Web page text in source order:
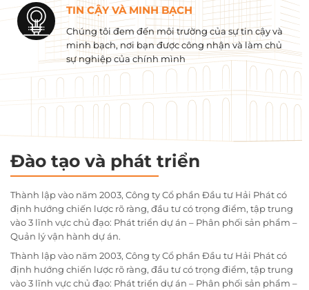
TIN CẬY VÀ MINH BẠCH
Chúng tôi đem đến môi trường của sự tin cậy và
minh bạch, nơi bạn được công nhận và làm chủ
sự nghiệp của chính mình
Đào tạo và phát triển
Thành lập vào năm 2003, Công ty Cổ phần Đầu tư Hải Phát có
định hướng chiến lược rõ ràng, đầu tư có trọng điểm, tập trung
vào 3 lĩnh vực chủ đạo: Phát triển dự án – Phân phối sản phẩm –
Quản lý vận hành dự án.
Thành lập vào năm 2003, Công ty Cổ phần Đầu tư Hải Phát có
định hướng chiến lược rõ ràng, đầu tư có trọng điểm, tập trung
vào 3 lĩnh vực chủ đạo: Phát triển dự án – Phân phối sản phẩm –